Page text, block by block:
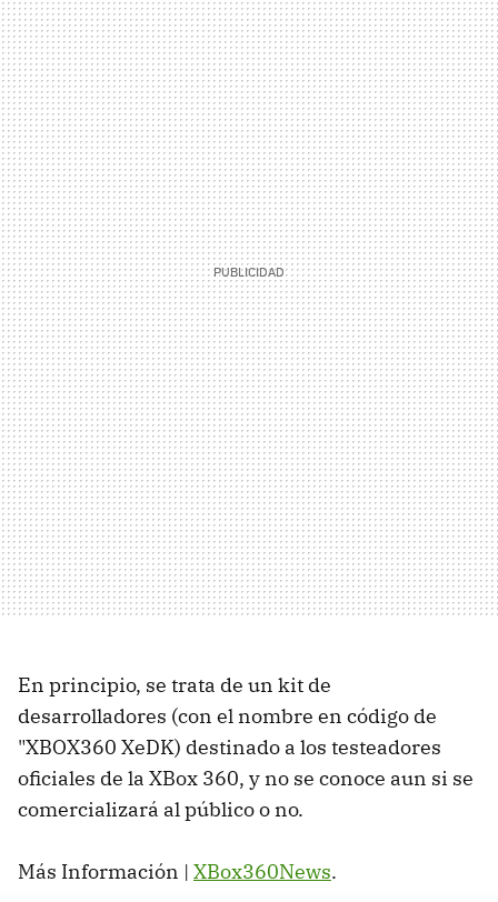
En principio, se trata de un kit de
desarrolladores (con el nombre en código de
"XBOX360 XeDK) destinado a los testeadores
oficiales de la XBox 360, y no se conoce aun si se
comercializará al público o no.
Más Información | XBox360News.